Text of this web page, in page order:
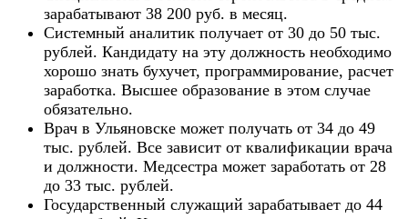
зарабатывают 38 200 руб. в месяц.
Системный аналитик получает от 30 до 50 тыс.
рублей. Кандидату на эту должность необходимо
хорошо знать бухучет, программирование, расчет
заработка. Высшее образование в этом случае
обязательно.
Врач в Ульяновске может получать от 34 до 49
тыс. рублей. Все зависит от квалификации врача
и должности. Медсестра может заработать от 28
до 33 тыс. рублей.
Государственный служащий зарабатывает до 44